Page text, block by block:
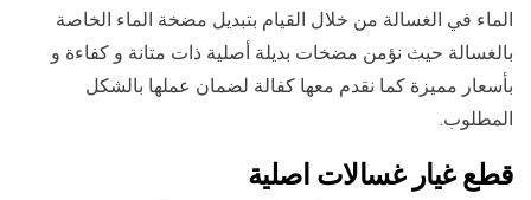
الماء في الغسالة من خلال القيام بتبديل مضخة الماء الخاصة
بالغسالة حيث نؤمن مضخات بديلة أصلية ذات متانة و كفاءة و
بأسعار مميزة كما نقدم معها كفالة لضمان عملها بالشكل
المطلوب.
قطع غيار غسالات اصلية